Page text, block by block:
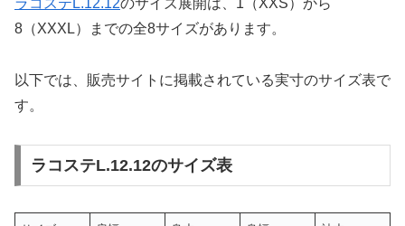
ラコステL.12.12のサイズ展開は、1（XXS）から
8（XXXL）までの全8サイズがあります。
以下では、販売サイトに掲載されている実寸のサイズ表で
す。
ラコステL.12.12のサイズ表